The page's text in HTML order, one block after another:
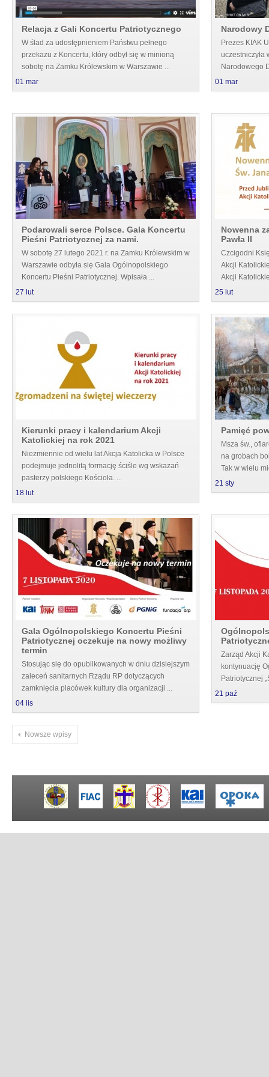
Relacja z Gali Koncertu Patriotycznego
W ślad za udostępnieniem Państwu pełnego
przekazu z Koncertu, który odbył się w minioną
sobotę na Zamku Królewskim w Warszawie ...
01 mar
Narodowy
Prezes KIAK
uczestniczyła
Narodowego
01 mar
Podarowali serce Polsce. Gala Koncertu
Pieśni Patriotycznej za nami.
W sobotę 27 lutego 2021 r. na Zamku Królewskim w
Warszawie odbyła się Gala Ogólnopolskiego
Koncertu Pieśni Patriotycznej. Wpisała ...
27 lut
Nowenna
Pawła II
Czcigodni
Akcji
Akcji
25 lut
Kierunki pracy i kalendarium Akcji
Katolickiej na rok 2021
Niezmiennie od wielu lat Akcja Katolicka w Polsce
podejmuje jednolitą formację ściśle wg wskazań
pasterzy polskiego Kościoła. ...
18 lut
Pamięć
Msza św.,
na grobach
Tak w wielu
21 sty
Gala Ogólnopolskiego Koncertu Pieśni
Patriotycznej oczekuje na nowy możliwy
termin
Stosując się do opublikowanych w dniu dzisiejszym
zaleceń sanitarnych Rządu RP dotyczących
zamknięcia placówek kultury dla organizacji ...
04 lis
Zarząd Akcji
kontynuację
Patriotycznej
21 paź
Nowsze wpisy